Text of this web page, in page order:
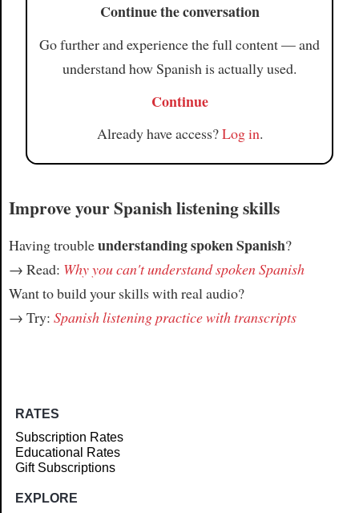
Continue the conversation
Go further and experience the full content — and
understand how Spanish is actually used.
Continue
Already have access?Log in.
Improve your Spanish listening skills
Having troubleunderstanding spoken Spanish?
→ Read: Why you can't understand spoken Spanish
Want to build your skills with real audio?
→ Try: Spanish listening practice with transcripts
RATES
Subscription Rates
Educational Rates
Gift Subscriptions
EXPLORE